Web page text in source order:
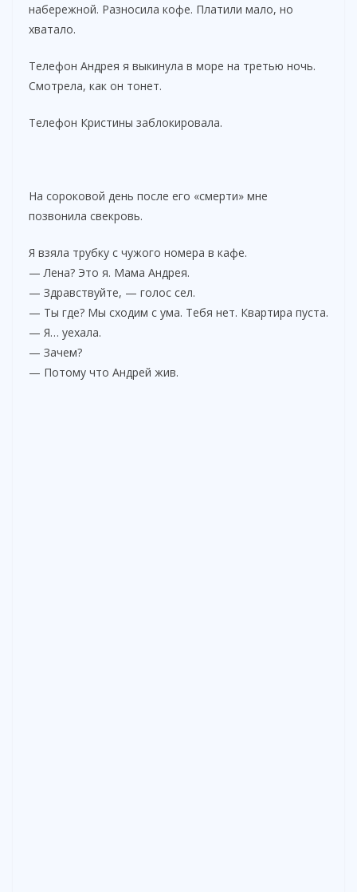
набережной. Разносила кофе. Платили мало, но
хватало.
Телефон Андрея я выкинула в море на третью ночь.
Смотрела, как он тонет.
Телефон Кристины заблокировала.
На сороковой день после его «смерти» мне
позвонила свекровь.
Я взяла трубку с чужого номера в кафе.
— Лена? Это я. Мама Андрея.
— Здравствуйте, — голос сел.
— Ты где? Мы сходим с ума. Тебя нет. Квартира пуста.
— Я… уехала.
— Зачем?
— Потому что Андрей жив.